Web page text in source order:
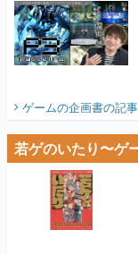
ゲームの企画書の記
若ゲのいたり〜ゲ